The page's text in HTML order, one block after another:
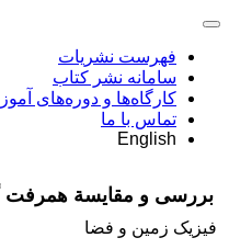
فهرست نشریات
سامانه نشر کتاب
کارگاه‌ها و دوره‌های
تماس با ما
English
بررسی و مقایسة همرفت
فیزیک زمین و فضا